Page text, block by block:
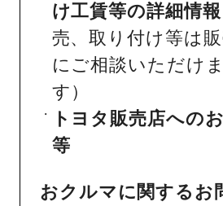
け工賃等の詳細情報
売、取り付け等は
にご相談いただけ
す）
トヨタ販売店への
等
おクルマに関するお